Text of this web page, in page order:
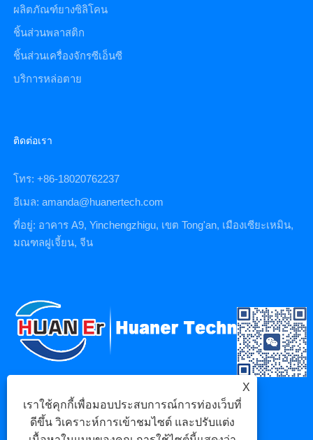
ผลิตภัณฑ์ยางซิลิโคน
ชิ้นส่วนพลาสติก
ชิ้นส่วนเครื่องจักรซีเอ็นซี
บริการหล่อตาย
ติดต่อเรา
โทร: +86-18020762237
อีเมล: amanda@huanertech.com
ที่อยู่: อาคาร A9, Yinchengzhigu, เขต Tong'an, เมืองเซียะเหมิน,
มณฑลฝูเจี้ยน, จีน
X
เราใช้คุกกี้เพื่อมอบประสบการณ์การท่องเว็บที่
ดีขึ้น วิเคราะห์การเข้าชมไซต์ และปรับแต่ง